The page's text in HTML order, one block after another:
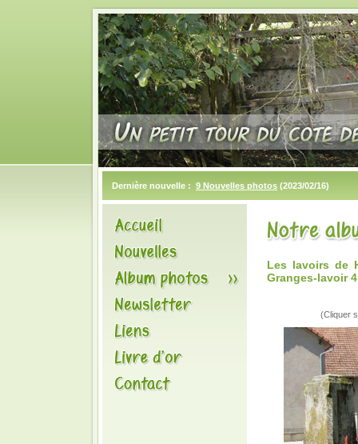
Dernière nouvelle : 9 Nouvelles photos (2023/02/16)
Les lavoirs de
Granges-lavoir
(Cliquer